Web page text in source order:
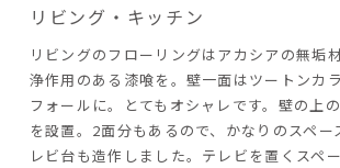
リビング・キッチン
リビングのフローリングはアカシアの無垢
浄作用のある漆喰を。壁一面はツートンカ
フォールに。とてもオシャレです。壁の上
を設置。2面分もあるので、かなりのスペー
レビ台も造作しました。テレビを置くスペ